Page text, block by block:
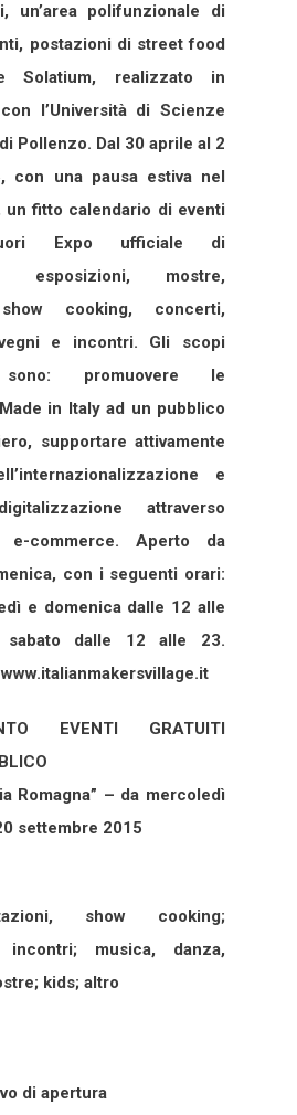
un’area polifunzionale di
postazioni di street food
Solatium, realizzato in
l’Università di Scienze
Pollenzo. Dal 30 aprile al 2
con una pausa estiva nel
un fitto calendario di eventi
Expo ufficiale di
esposizioni, mostre,
cooking, concerti,
e incontri. Gli scopi
sono: promuovere le
in Italy ad un pubblico
supportare attivamente
e
attraverso
e-commerce. Aperto da
con i seguenti orari:
e domenica dalle 12 alle
dalle 12 alle 23.
EVENTI GRATUITI
Romagna” – da mercoledì
settembre 2015
show cooking;
musica, danza,
kids; altro
di apertura